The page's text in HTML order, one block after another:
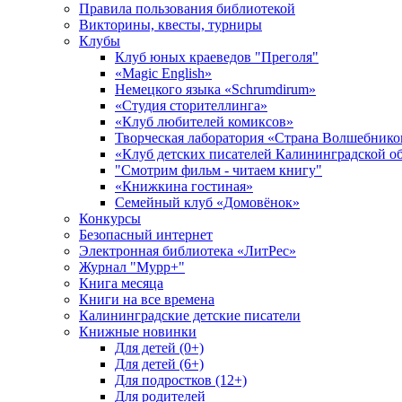
Правила пользования библиотекой
Викторины, квесты, турниры
Клубы
Клуб юных краеведов "Преголя"
«Magic English»
Немецкого языка «Schrumdirum»
«Студия сторителлинга»
«Клуб любителей комиксов»
Творческая лаборатория «Страна
«Клуб детских писателей Калининградской
"Смотрим фильм - читаем книгу"
«Книжкина гостиная»
Семейный клуб «Домовёнок»
Конкурсы
Безопасный интернет
Электронная библиотека «ЛитРес»
Журнал "Мурр+"
Книга месяца
Книги на все времена
Калининградские детские писатели
Книжные новинки
Для детей (0+)
Для детей (6+)
Для подростков (12+)
Для родителей